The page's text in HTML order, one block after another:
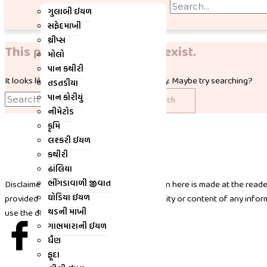
-
f
r
ગુલાબી ઈયળ
સફેદમાખી
થ્રીપ્સ
મોલો
પાન કથીરી
તડતડીયા
પાન કોરીયું
નીમેટોડ
કૃમિ
લશ્કરી ઈયળ
કથીરી
ઢાંલિયા
ભીંગડાવાળી જીવાત
ઘોડિયા ઈયળ
થડની માખી
ગાભમારાની ઈયળ
ધૈણ
ફૂદા
This page doesn't seem to exist.
It looks like the link pointing here was faulty. Maybe try searching?
Disclaimer: Any use of the information given here is made at the
provided data, or as to the accuracy, reliability or content of any
use the data included.
I X I